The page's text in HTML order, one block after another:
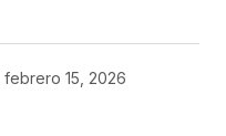
febrero 15, 2026